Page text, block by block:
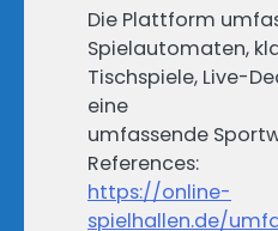
Die Plattform
Spielautomaten,
Tischspiele, Live-
eine
umfassende
References:
https://online-
spielhallen.de/